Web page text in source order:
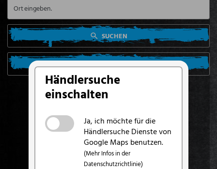
Händlersuche
einschalten
Ja, ich möchte für die
Händlersuche Dienste von
Google Maps benutzen.
(Mehr Infos in der
Datenschutzrichtlinie)
SUCHEN
SUCHE VON MEINEM STANDORT AUS